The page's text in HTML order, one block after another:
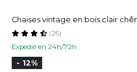
Chaises vintage en bois clair
Expedié en 24h/72h
(26)
- 12%